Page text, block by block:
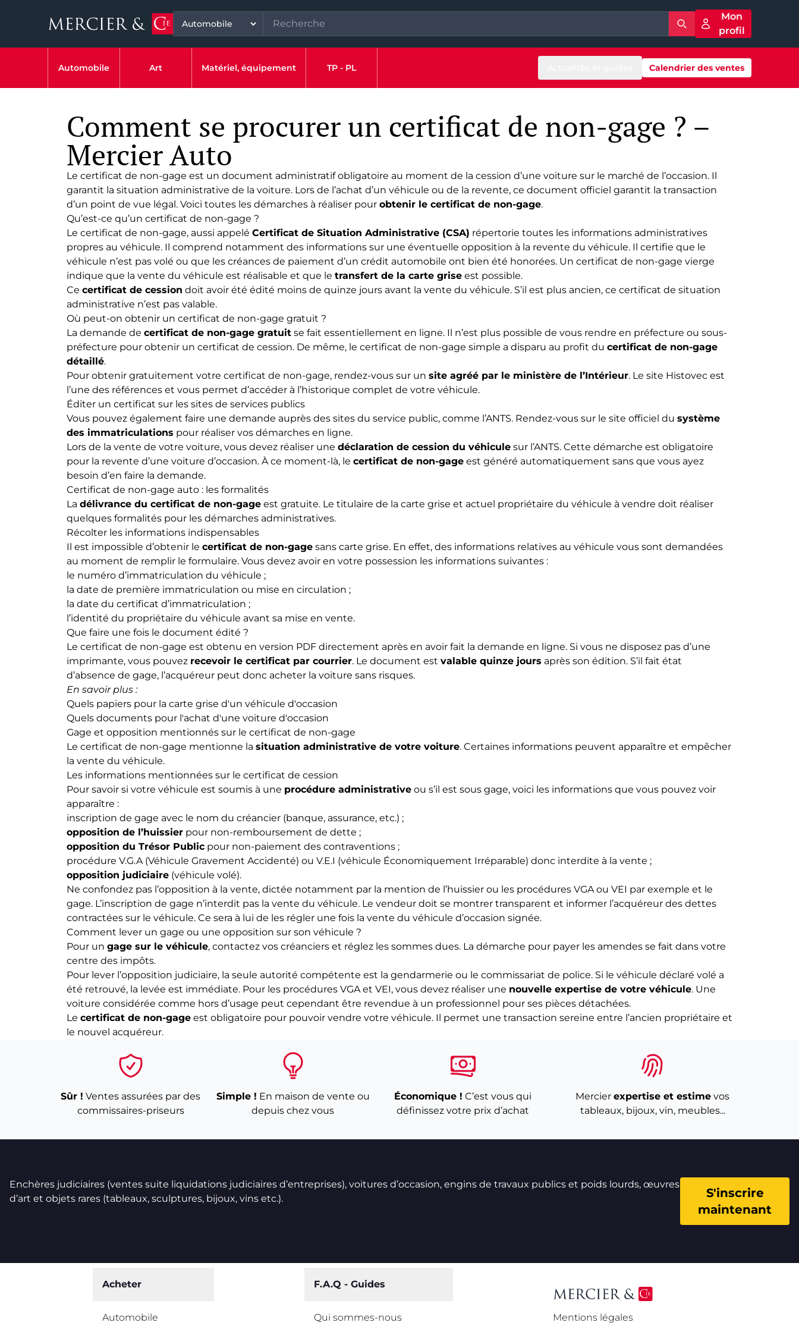
Mon
profil
Automobile Art Matériel, équipement TP - PL Calendrier des ventes
Comment se procurer un certificat de non-gage ? –
Mercier Auto
Le certificat de non-gage est un document administratif obligatoire au moment de la cession d’une voiture sur le marché de l’occasion. Il
garantit la situation administrative de la voiture. Lors de l’achat d’un véhicule ou de la revente, ce document officiel garantit la transaction
d’un point de vue légal. Voici toutes les démarches à réaliser pour obtenir le certificat de non-gage.
Qu’est-ce qu’un certificat de non-gage ?
Le certificat de non-gage, aussi appelé Certificat de Situation Administrative (CSA) répertorie toutes les informations administratives
propres au véhicule. Il comprend notamment des informations sur une éventuelle opposition à la revente du véhicule. Il certifie que le
véhicule n’est pas volé ou que les créances de paiement d’un crédit automobile ont bien été honorées. Un certificat de non-gage vierge
indique que la vente du véhicule est réalisable et que le transfert de la carte griseest possible.
Ce certificat de cession doit avoir été édité moins de quinze jours avant la vente du véhicule. S’il est plus ancien, ce certificat de situation
administrative n’est pas valable.
Où peut-on obtenir un certificat de non-gage gratuit ?
La demande de certificat de non-gage gratuitse fait essentiellement en ligne. Il n’est plus possible de vous rendre en préfecture ou sous-
préfecture pour obtenir un certificat de cession. De même, le certificat de non-gage simple a disparu au profit du certificat de non-gage
détaillé.
Pour obtenir gratuitement votre certificat de non-gage, rendez-vous sur un site agréé par le ministère de l’Intérieur. Le site Histovecest
l’une des références et vous permet d’accéder à l’historique complet de votre véhicule.
Éditer un certificat sur les sites de services publics
Vous pouvez également faire une demande auprès des sites du service public, comme l’ANTS. Rendez-vous sur le site officiel du système
des immatriculations pour réaliser vos démarches en ligne.
Lors de la vente de votre voiture, vous devez réaliser une déclaration de cession du véhiculesur l’ANTS. Cette démarche est obligatoire
pour la revente d’une voiture d’occasion. À ce moment-là, le certificat de non-gageest généré automatiquement sans que vous ayez
besoin d’en faire la demande.
Certificat de non-gage auto : les formalités
La délivrance du certificat de non-gageest gratuite. Le titulaire de la carte grise et actuel propriétaire du véhicule à vendre doit réaliser
quelques formalités pour les démarches administratives.
Récolter les informations indispensables
Il est impossible d’obtenir le certificat de non-gagesans carte grise. En effet, des informations relatives au véhicule vous sont demandées
au moment de remplir le formulaire. Vous devez avoir en votre possession les informations suivantes :
le numéro d’immatriculation du véhicule ;
la date de première immatriculation ou mise en circulation ;
la date du certificat d’immatriculation ;
l’identité du propriétaire du véhicule avant sa mise en vente.
Que faire une fois le document édité ?
Le certificat de non-gage est obtenu en version PDF directement après en avoir fait la demande en ligne. Si vous ne disposez pas d’une
imprimante, vous pouvez recevoir le certificat par courrier. Le document est valable quinze jours après son édition. S’il fait état
d’absence de gage, l’acquéreur peut donc acheter la voiture sans risques.
En savoir plus :
Quels papiers pour la carte grise d'un véhicule d'occasion
Quels documents pour l'achat d'une voiture d'occasion
Gage et opposition mentionnés sur le certificat de non-gage
Le certificat de non-gage mentionne la situation administrative de votre voiture. Certaines informations peuvent apparaître et empêcher
la vente du véhicule.
Les informations mentionnées sur le certificat de cession
Pour savoir si votre véhicule est soumis à une procédure administrativeou s’il est sous gage, voici les informations que vous pouvez voir
apparaître :
inscription de gage avec le nom du créancier (banque, assurance, etc.) ;
opposition de l’huissierpour non-remboursement de dette ;
opposition du Trésor Publicpour non-paiement des contraventions ;
procédure V.G.A (Véhicule Gravement Accidenté) ou V.E.I (véhicule Économiquement Irréparable) donc interdite à la vente ;
opposition judiciaire(véhicule volé).
Ne confondez pas l’opposition à la vente, dictée notamment par la mention de l’huissier ou les procédures VGA ou VEI par exemple et le
gage. L’inscription de gage n’interdit pas la vente du véhicule. Le vendeur doit se montrer transparent et informer l’acquéreur des dettes
contractées sur le véhicule. Ce sera à lui de les régler une fois la vente du véhicule d’occasion signée.
Comment lever un gage ou une opposition sur son véhicule ?
Pour un gage sur le véhicule, contactez vos créanciers et réglez les sommes dues. La démarche pour payer les amendes se fait dans votre
centre des impôts.
Pour lever l’opposition judiciaire, la seule autorité compétente est la gendarmerie ou le commissariat de police. Si le véhicule déclaré volé a
été retrouvé, la levée est immédiate. Pour les procédures VGA et VEI, vous devez réaliser une nouvelle expertise de votre véhicule. Une
voiture considérée comme hors d’usage peut cependant être revendue à un professionnel pour ses pièces détachées.
Le certificat de non-gageest obligatoire pour pouvoir vendre votre véhicule. Il permet une transaction sereine entre l’ancien propriétaire et
le nouvel acquéreur.
Sûr ! Ventes assurées par des
commissaires-priseurs
Simple ! En maison de vente ou
depuis chez vous
Économique ! C’est vous qui
définissez votre prix d’achat
Mercier expertise et estime vos
tableaux, bijoux, vin, meubles...
Enchères judiciaires (ventes suite liquidations judiciaires d’entreprises), voitures d’occasion, engins de travaux publics et poids lourds, œuvres
d’art et objets rares (tableaux, sculptures, bijoux, vins etc.).
S'inscrire
maintenant
Acheter
Automobile
F.A.Q - Guides
Qui sommes-nous Mentions légales